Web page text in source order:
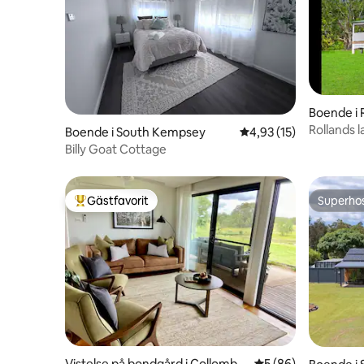
Boende i South Kempsey 4,93 av 5 i
4,93 (15)
Billy Goat Cottage
Boende i
Rollands
Populär gästfavorit
Gästfavorit